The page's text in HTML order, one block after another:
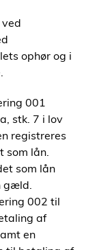
ophør og i
001
stk. 7 i lov
registreres
som lån.
som lån
gæld.
002 til
af
en